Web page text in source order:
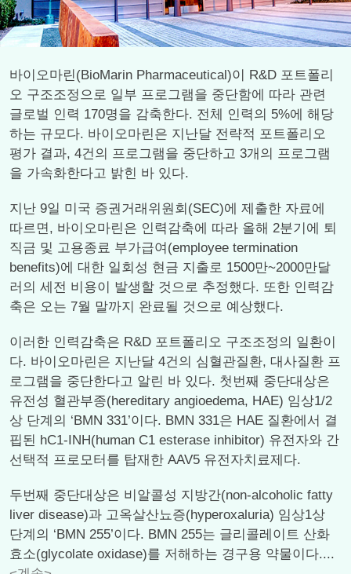
바이오마린(BioMarin Pharmaceutical)이 R&D 포트폴리
오 구조조정으로 일부 프로그램을 중단함에 따라 관련
글로벌 인력 170명을 감축한다. 전체 인력의 5%에 해당
하는 규모다. 바이오마린은 지난달 전략적 포트폴리오
평가 결과, 4건의 프로그램을 중단하고 3개의 프로그램
을 가속화한다고 밝힌 바 있다.
지난 9일 미국 증권거래위원회(SEC)에 제출한 자료에
따르면, 바이오마린은 인력감축에 따라 올해 2분기에 퇴
직금 및 고용종료 부가급여(employee termination
benefits)에 대한 일회성 현금 지출로 1500만~2000만달
러의 세전 비용이 발생할 것으로 추정했다. 또한 인력감
축은 오는 7월 말까지 완료될 것으로 예상했다.
이러한 인력감축은 R&D 포트폴리오 구조조정의 일환이
다. 바이오마린은 지난달 4건의 심혈관질환, 대사질환 프
로그램을 중단한다고 알린 바 있다. 첫번째 중단대상은
유전성 혈관부종(hereditary angioedema, HAE) 임상1/2
상 단계의 ‘BMN 331’이다. BMN 331은 HAE 질환에서 결
핍된 hC1-INH(human C1 esterase inhibitor) 유전자와 간
선택적 프로모터를 탑재한 AAV5 유전자치료제다.
두번째 중단대상은 비알콜성 지방간(non-alcoholic fatty
liver disease)과 고옥살산뇨증(hyperoxaluria) 임상1상
단계의 ‘BMN 255’이다. BMN 255는 글리콜레이트 산화
효소(glycolate oxidase)를 저해하는 경구용 약물이다....